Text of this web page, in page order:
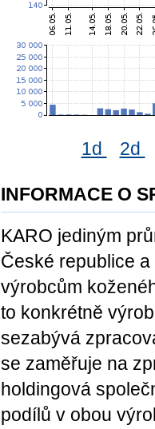
1d 2d
INFORMACE O
KARO jediným
České republice
výrobcům
to konkrétně
sezabývá
se zaměřuje na
holdingová
podílů v obou